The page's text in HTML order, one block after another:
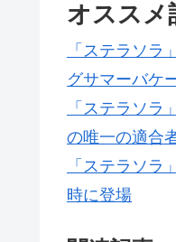
オススメ
「ステラソ
グサマーバケ
「ステラソ
の唯一の適合
「ステラソ
時に登場